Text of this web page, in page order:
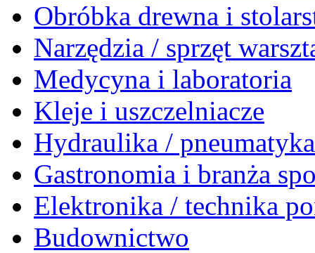
Obróbka drewna i
Narzędzia / sprzęt
Medycyna i laboratoria
Kleje i uszczelniacze
Hydraulika /
Gastronomia i branża
Elektronika / technika
Budownictwo